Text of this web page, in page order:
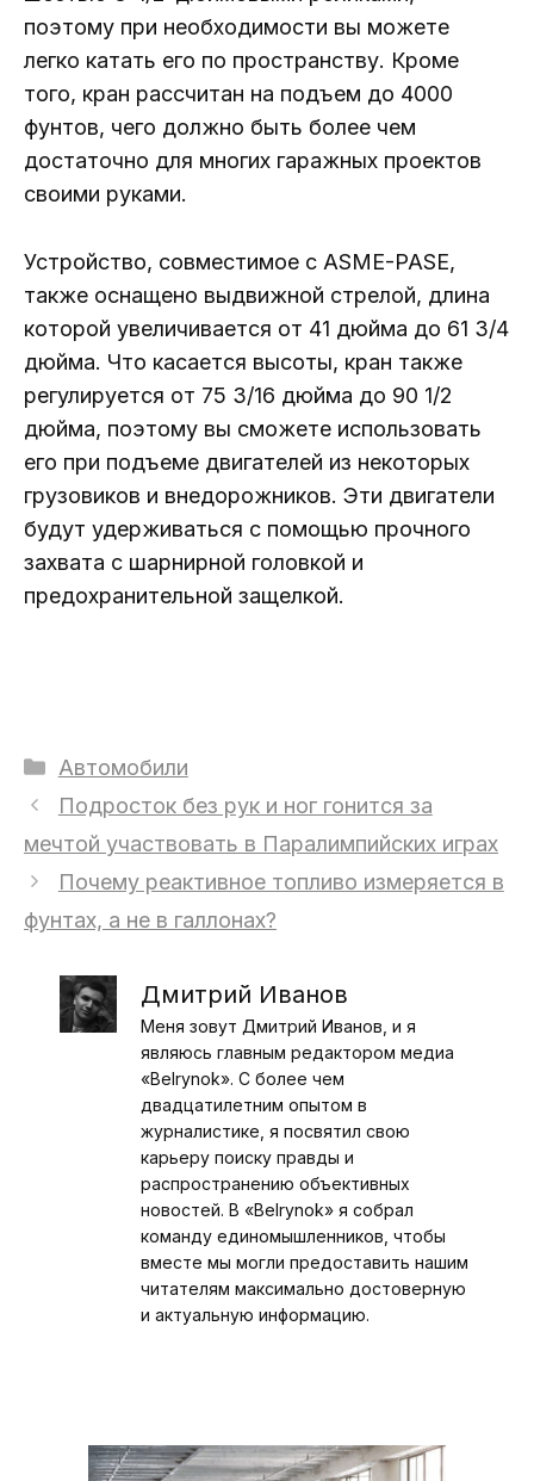
поэтому при необходимости вы можете
легко катать его по пространству. Кроме
того, кран рассчитан на подъем до 4000
фунтов, чего должно быть более чем
достаточно для многих гаражных проектов
своими руками.
Устройство, совместимое с ASME-PASE,
также оснащено выдвижной стрелой, длина
которой увеличивается от 41 дюйма до 61 3/4
дюйма. Что касается высоты, кран также
регулируется от 75 3/16 дюйма до 90 1/2
дюйма, поэтому вы сможете использовать
его при подъеме двигателей из некоторых
грузовиков и внедорожников. Эти двигатели
будут удерживаться с помощью прочного
захвата с шарнирной головкой и
предохранительной защелкой.
Рубрики
Автомобили
Подросток без рук и ног гонится за
мечтой участвовать в Паралимпийских играх
Почему реактивное топливо измеряется в
фунтах, а не в галлонах?
Дмитрий Иванов
Меня зовут Дмитрий Иванов, и я
являюсь главным редактором медиа
«Belrynok». С более чем
двадцатилетним опытом в
журналистике, я посвятил свою
карьеру поиску правды и
распространению объективных
новостей. В «Belrynok» я собрал
команду единомышленников, чтобы
вместе мы могли предоставить нашим
читателям максимально достоверную
и актуальную информацию.